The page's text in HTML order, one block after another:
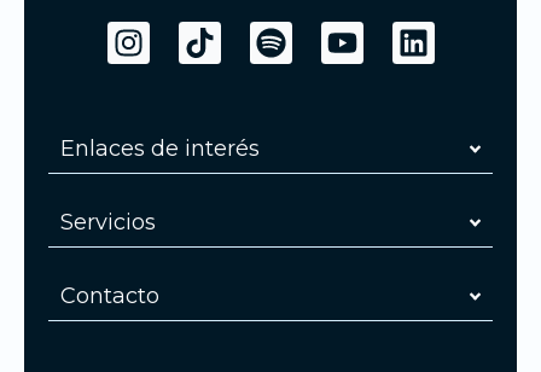
Enlaces de interés
Servicios
Contacto